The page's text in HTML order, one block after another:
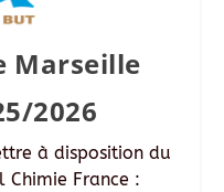
Marseille
2026
à disposition du
Chimie France :